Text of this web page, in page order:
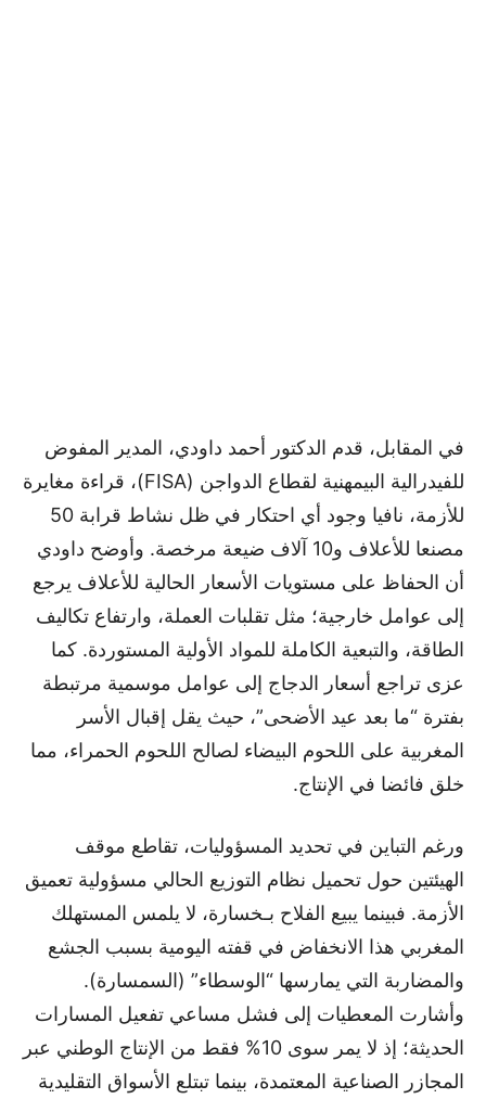
في المقابل، قدم الدكتور أحمد داودي، المدير المفوض
للفيدرالية البيمهنية لقطاع الدواجن (FISA)، قراءة مغايرة
للأزمة، نافيا وجود أي احتكار في ظل نشاط قرابة 50
مصنعا للأعلاف و10 آلاف ضيعة مرخصة. وأوضح داودي
أن الحفاظ على مستويات الأسعار الحالية للأعلاف يرجع
إلى عوامل خارجية؛ مثل تقلبات العملة، وارتفاع تكاليف
الطاقة، والتبعية الكاملة للمواد الأولية المستوردة. كما
عزى تراجع أسعار الدجاج إلى عوامل موسمية مرتبطة
بفترة “ما بعد عيد الأضحى”، حيث يقل إقبال الأسر
المغربية على اللحوم البيضاء لصالح اللحوم الحمراء، مما
خلق فائضا في الإنتاج.
ورغم التباين في تحديد المسؤوليات، تقاطع موقف
الهيئتين حول تحميل نظام التوزيع الحالي مسؤولية تعميق
الأزمة. فبينما يبيع الفلاح بـخسارة، لا يلمس المستهلك
المغربي هذا الانخفاض في قفته اليومية بسبب الجشع
والمضاربة التي يمارسها “الوسطاء” (السمسارة).
وأشارت المعطيات إلى فشل مساعي تفعيل المسارات
الحديثة؛ إذ لا يمر سوى 10% فقط من الإنتاج الوطني عبر
المجازر الصناعية المعتمدة، بينما تبتلع الأسواق التقليدية